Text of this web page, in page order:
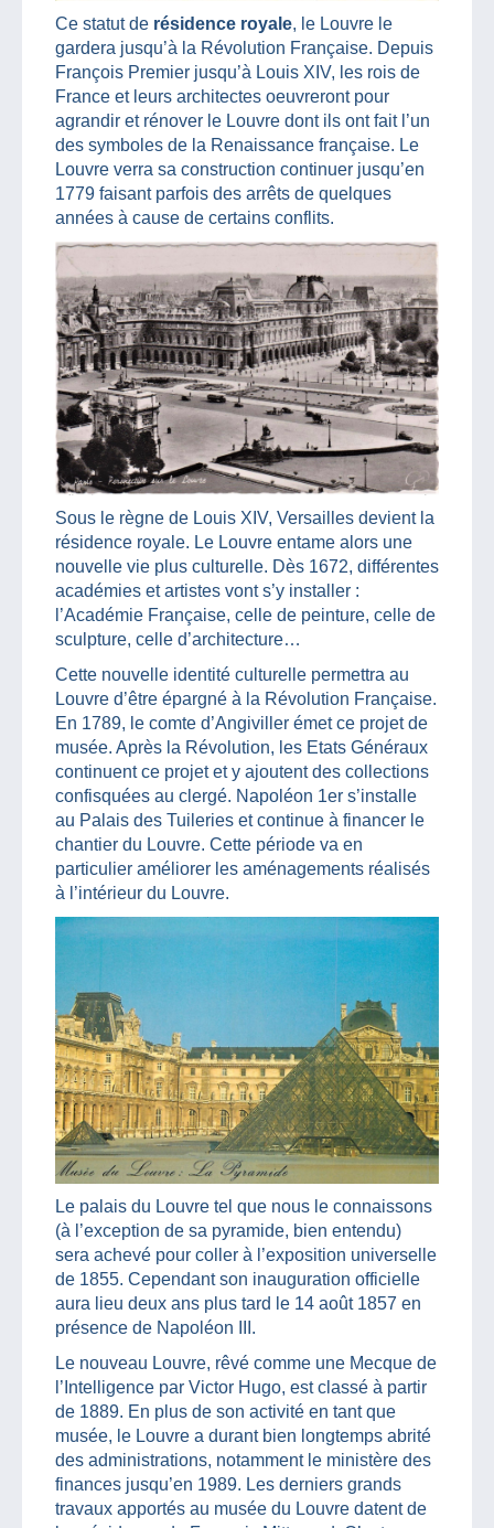
Ce statut de résidence royale, le Louvre le
gardera jusqu’à la Révolution Française. Depuis
François Premier jusqu’à Louis XIV, les rois de
France et leurs architectes oeuvreront pour
agrandir et rénover le Louvre dont ils ont fait l’un
des symboles de la Renaissance française. Le
Louvre verra sa construction continuer jusqu’en
1779 faisant parfois des arrêts de quelques
années à cause de certains conflits.
Sous le règne de Louis XIV, Versailles devient la
résidence royale. Le Louvre entame alors une
nouvelle vie plus culturelle. Dès 1672, différentes
académies et artistes vont s’y installer :
l’Académie Française, celle de peinture, celle de
sculpture, celle d’architecture…
Cette nouvelle identité culturelle permettra au
Louvre d’être épargné à la Révolution Française.
En 1789, le comte d’Angiviller émet ce projet de
musée. Après la Révolution, les Etats Généraux
continuent ce projet et y ajoutent des collections
confisquées au clergé. Napoléon 1er s’installe
au Palais des Tuileries et continue à financer le
chantier du Louvre. Cette période va en
particulier améliorer les aménagements réalisés
à l’intérieur du Louvre.
Le palais du Louvre tel que nous le connaissons
(à l’exception de sa pyramide, bien entendu)
sera achevé pour coller à l’exposition universelle
de 1855. Cependant son inauguration officielle
aura lieu deux ans plus tard le 14 août 1857 en
présence de Napoléon III.
Le nouveau Louvre, rêvé comme une Mecque de
l’Intelligence par Victor Hugo, est classé à partir
de 1889. En plus de son activité en tant que
musée, le Louvre a durant bien longtemps abrité
des administrations, notamment le ministère des
finances jusqu’en 1989. Les derniers grands
travaux apportés au musée du Louvre datent de